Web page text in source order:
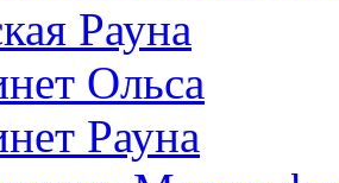
Рауна
Ольса
Рауна